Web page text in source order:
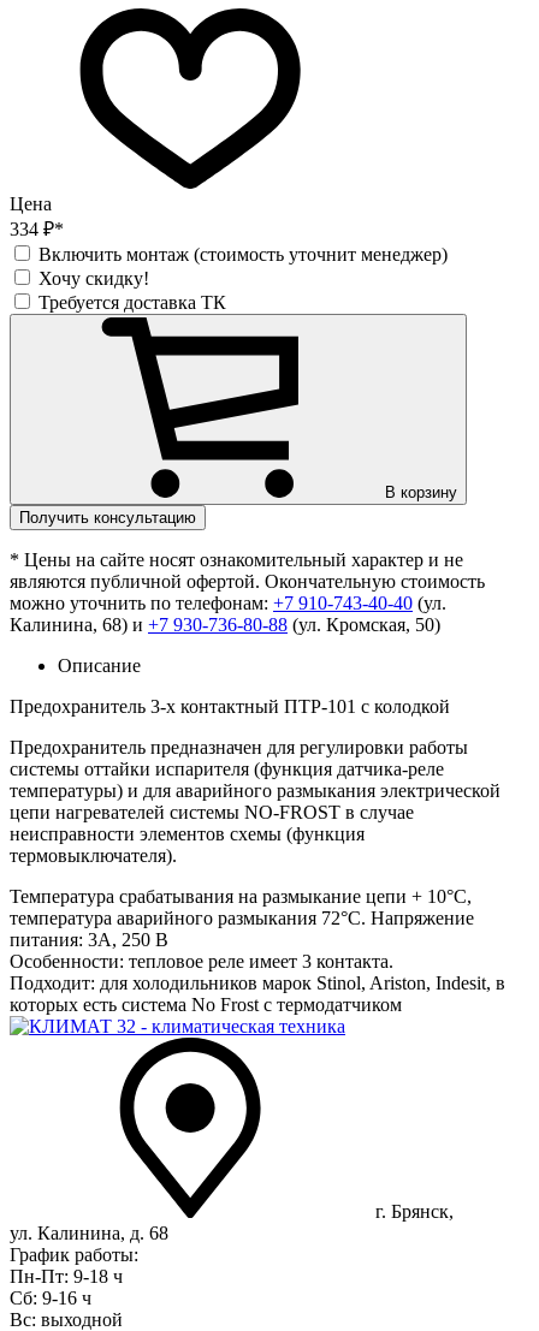
Цена
334 ₽*
Включить монтаж (стоимость уточнит менеджер)
Хочу скидку!
Требуется доставка ТК
В корзину
Получить консультацию
* Цены на сайте носят ознакомительный характер и не
являются публичной офертой. Окончательную стоимость
можно уточнить по телефонам: +7 910-743-40-40 (ул.
Калинина, 68) и +7 930-736-80-88 (ул. Кромская, 50)
Описание
Предохранитель 3-х контактный ПТР-101 с колодкой
Предохранитель предназначен для регулировки работы
системы оттайки испарителя (функция датчика-реле
температуры) и для аварийного размыкания электрической
цепи нагревателей системы NO-FROST в случае
неисправности элементов схемы (функция
термовыключателя).
Температура срабатывания на размыкание цепи + 10°C,
температура аварийного размыкания 72°С. Напряжение
питания: 3А, 250 В
Особенности: тепловое реле имеет 3 контакта.
Подходит: для холодильников марок Stinol, Ariston, Indesit, в
которых есть система No Frost с термодатчиком
г. Брянск,
ул. Калинина, д. 68
График работы:
Пн-Пт: 9-18 ч
Сб: 9-16 ч
Вс: выходной